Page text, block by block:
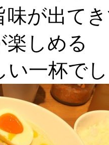
味が出て
楽しめる
い一杯で